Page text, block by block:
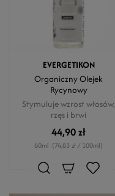
EVERGETIKON
Organiczny Olejek
Rycynowy
Stymuluje wzrost włosów,
rzęs i brwi
44,90 zł
60ml (74,83 zł / 100ml)